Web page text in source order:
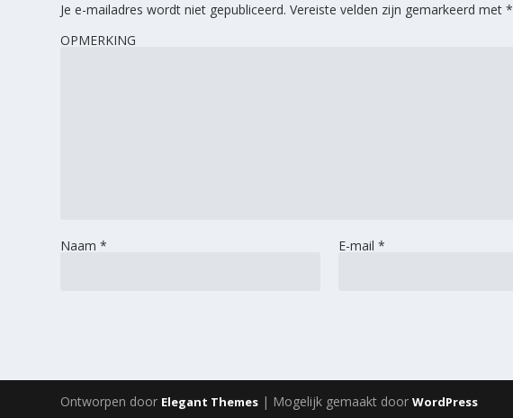
Je e-mailadres wordt niet gepubliceerd. Vereiste velden zijn gemarkeerd met*
OPMERKING
Naam* E-mail *
Ontworpen door Elegant Themes | Mogelijk gemaakt doorWordPress